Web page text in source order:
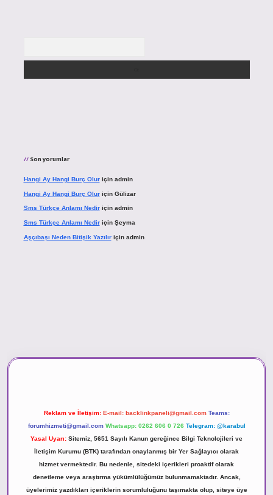
Son yorumlar
Hangi Ay Hangi Burç Oluriçin admin
Hangi Ay Hangi Burç Oluriçin Gülizar
Sms Türkçe Anlamı Nediriçin admin
Sms Türkçe Anlamı Nediriçin Şeyma
Aşçıbaşı Neden Bitişik Yazılıriçin admin
Reklam ve İletişim: E-mail: backlinkpaneli@gmail.com Teams:
forumhizmeti@gmail.com Whatsapp: 0262 606 0 726 Telegram: @karabul
Yasal Uyarı: Sitemiz, 5651 Sayılı Kanun gereğince Bilgi Teknolojileri ve
İletişim Kurumu (BTK) tarafından onaylanmış bir Yer Sağlayıcı olarak
hizmet vermektedir. Bu nedenle, sitedeki içerikleri proaktif olarak
denetleme veya araştırma yükümlülüğümüz bulunmamaktadır. Ancak,
üyelerimiz yazdıkları içeriklerin sorumluluğunu taşımakta olup, siteye üye